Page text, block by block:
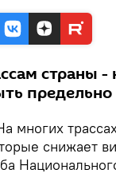
страны -
многих
снижает